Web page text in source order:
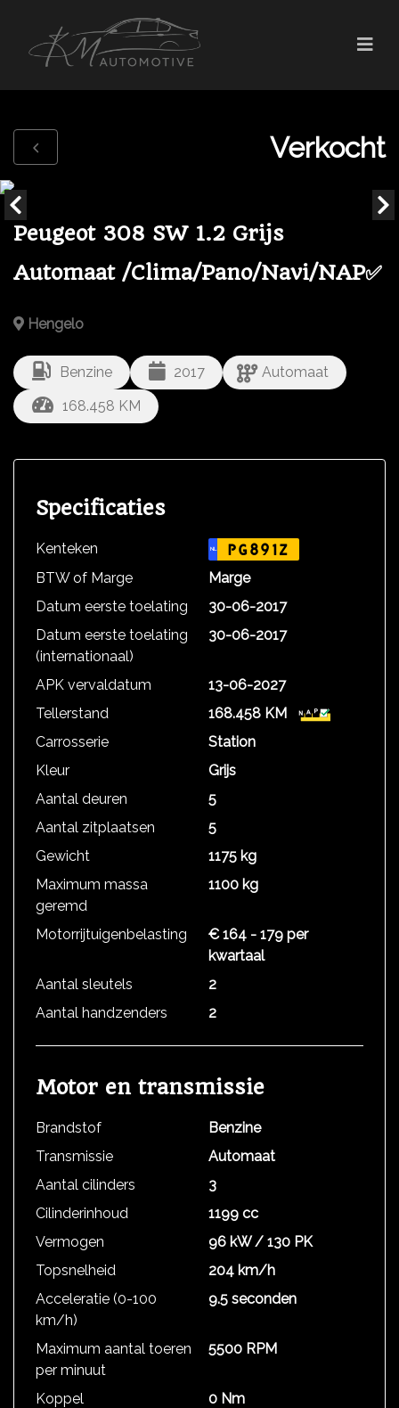
Verkocht
Peugeot 308 SW 1.2 Grijs
Automaat /Clima/Pano/Navi/NAP✅
Hengelo
Benzine 2017
Automaat
168.458 KM
Specificaties
Kenteken NL PG891Z
BTW of Marge
Marge
Datum eerste toelating
30-06-2017
Datum eerste toelating
(internationaal)
30-06-2017
APK vervaldatum
13-06-2027
Tellerstand
168.458 KM
Carrosserie
Station
Kleur
Grijs
Aantal deuren
5
Aantal zitplaatsen
5
Gewicht
1175 kg
Maximum massa
geremd
1100 kg
Motorrijtuigenbelasting
€ 164 - 179 per
kwartaal
Aantal sleutels
2
Aantal handzenders
2
Motor en transmissie
Brandstof
Benzine
Transmissie
Automaat
Aantal cilinders
3
Cilinderinhoud
1199 cc
Vermogen
96 kW / 130 PK
Topsnelheid
204 km/h
Acceleratie (0-100
km/h)
9.5 seconden
Maximum aantal toeren
per minuut
5500 RPM
Koppel
0 Nm